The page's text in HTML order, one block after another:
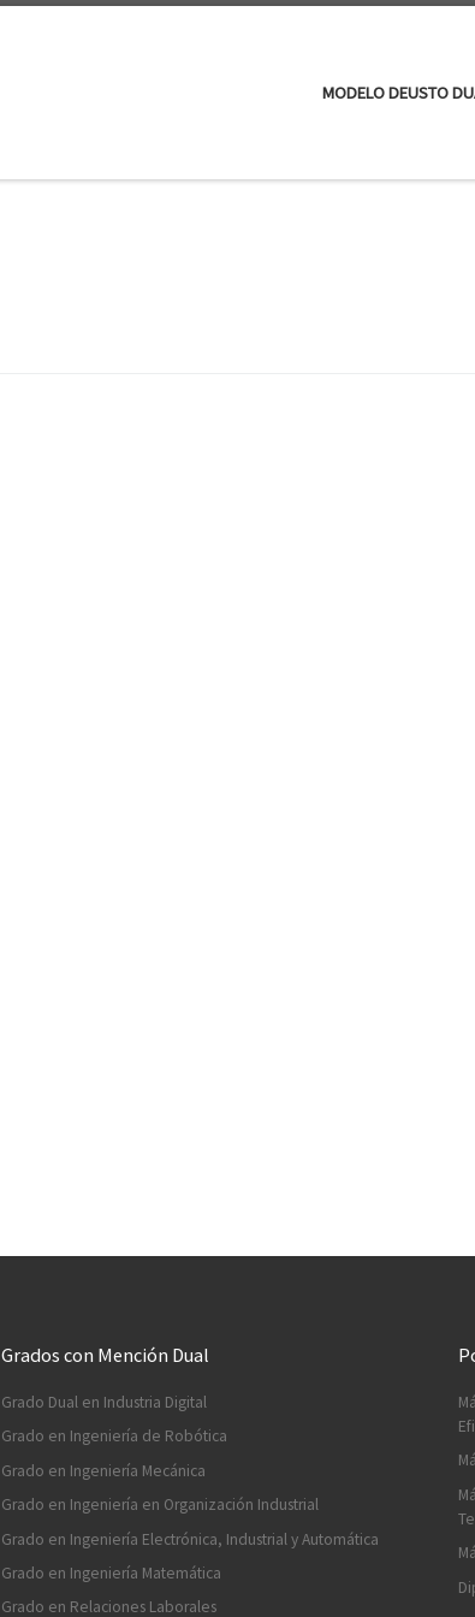
MODELO DEUSTO
Grados con Mención Dual
Grado Dual en Industria Digital
Grado en Ingeniería de Robótica
Grado en Ingeniería Mecánica
Grado en Ingeniería en Organización Industrial
Grado en Ingeniería Electrónica, Industrial y Automática
Grado en Ingeniería Matemática
Grado en Relaciones Laborales